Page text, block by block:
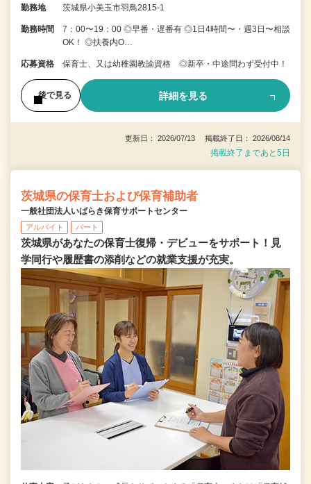
勤務地 茨城県小美玉市羽鳥2815-1
勤務時間
7：00〜19：00 ◎早番・遅番有 ◎1日4時間〜・週3日〜相談
OK！ ◎扶養内O…
応募資格 保育士、又は幼稚園教諭資格 ◎新卒・中途問わず受付中！
後で見る 詳細を見る
更新日： 2026/07/13 掲載終了日： 2026/08/14
掲載終了まであと5日
茨城県の保育士および保育補助者
一般社団法人いばらき保育サポートセンター
アルバイト パート
茨城県があなたの保育士復帰・デビューをサポート！見
学同行や履歴書の添削などの就業支援が充実。